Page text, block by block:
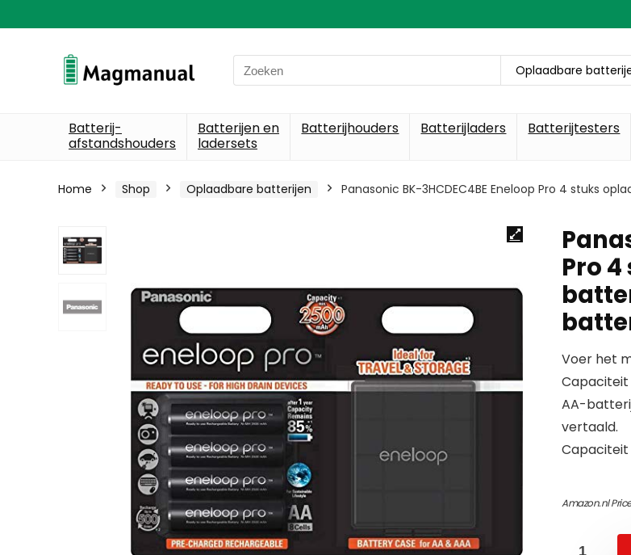
Search
for:
Oplaadbare
Batterij-
afstandshouders
Batterijen en
ladersets
Batterijhouders Batterijladers Batterijtesters
Home Shop Oplaadbare batterijen Panasonic BK-3HCDEC4BE Eneloop Pro 4 stuks
Pro
Voer het
Capaciteit
AA-
vertaald.
Capaciteit
Amazon.nl